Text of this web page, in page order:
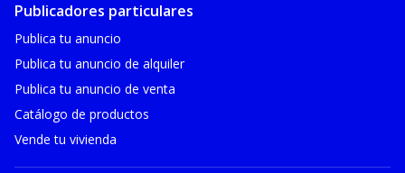
Publicadores particulares
Publica tu anuncio
Publica tu anuncio de alquiler
Publica tu anuncio de venta
Catálogo de productos
Vende tu vivienda